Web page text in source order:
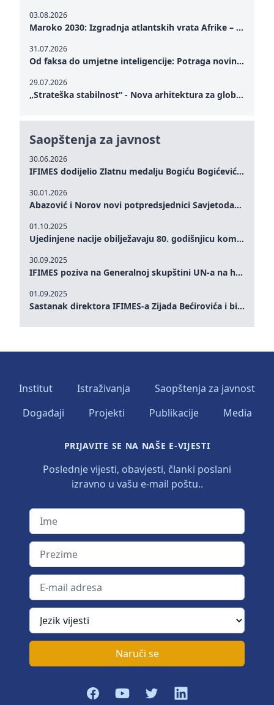
Saopštenja za javnost
30.06.2026
IFIMES dodijelio Zlatnu medalju Bogiću Bogićeviću za izuzetan doprinos demokratskim vrijednostima i miru
30.01.2026
Abazović i Norov novi potpredsjednici Savjetodavnog odbora IFIMES-a
01.10.2025
Ujedinjene nacije obilježavaju 80. godišnjicu komemoracijom na visokom nivou: Eileen Dong predstavlja IFIMES u oblasti ženskog liderstva, unapređenja mira, pravde, rodne ravnopravnosti i održivog razvoja
30.09.2025
IFIMES poziva na Generalnoj skupštini UN-a na hitna ulaganja u mentalno zdravlje i sisteme njege proširene umjetnom inteligencijom
01.09.2025
Sastanak direktora IFIMES-a Zijada Bećirovića i bivšeg premijera Crne Gore Dritana Abazovića
03.08.2026
Maroko 2030: Izgradnja atlantskih vrata Afrike – od Tangera u Mediteranu do novog geopolitičkog koridora
31.07.2026
Od faksa do umjetne inteligencije: Potraga novinarstva za istinom u digitalnom dobu
29.07.2026
„Strateška stabilnost“ - Nova arhitektura za globalnu saradnju
Institut Istraživanja
Saopštenja za javnost
Događaji
Projekti Publikacije Media
PRIJAVITE SE NA NAŠE E-VIJESTI
Poslednje vijesti, obavjesti, članki poslani
izravno u vašu e-mail poštu..
Ime
Prezime
E-mail adresa
Jezik vijesti
Naruči se
FacebookYouTubeTwitterLinkedIn